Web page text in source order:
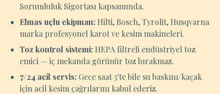
Sorumluluk Sigortası kapsamında.
Elmas uçlu ekipman: Hilti, Bosch, Tyrolit, Husqvarna
marka profesyonel karot ve kesim makineleri.
Toz kontrol sistemi: HEPA filtreli endüstriyel toz
emici — iç mekanda görünür toz bırakmaz.
7/24 acil servis: Gece saat 3'te bile su baskını/kaçak
için acil kesim çağrılarını kabul ederiz.